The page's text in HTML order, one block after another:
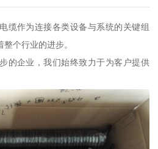
缆作为连接各类设备与系统的关键组
个行业的进步。
的企业，我们始终致力于为客户提供